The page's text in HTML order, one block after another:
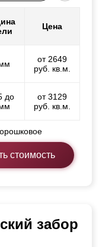
Цена
от 2649
руб. кв.м.
до
от 3129
руб. кв.м.
стоимость
забор